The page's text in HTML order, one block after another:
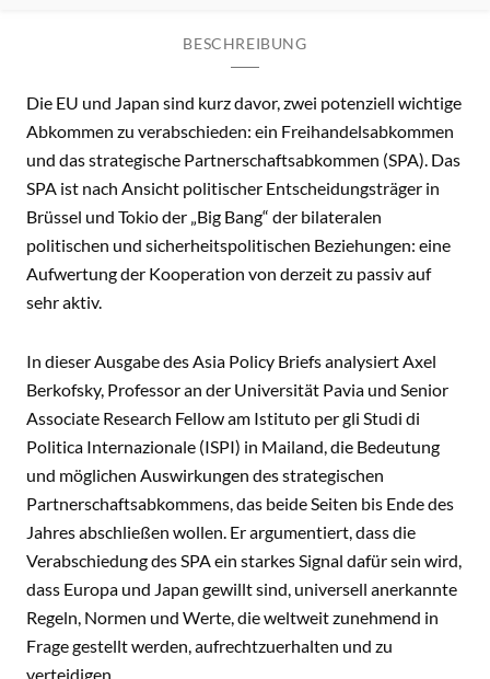
BESCHREIBUNG
Die EU und Japan sind kurz davor, zwei potenziell wichtige
Abkommen zu verabschieden: ein Freihandelsabkommen
und das strategische Partnerschaftsabkommen (SPA). Das
SPA ist nach Ansicht politischer Entscheidungsträger in
Brüssel und Tokio der „Big Bang“ der bilateralen
politischen und sicherheitspolitischen Beziehungen: eine
Aufwertung der Kooperation von derzeit zu passiv auf
sehr aktiv.
In dieser Ausgabe des Asia Policy Briefs analysiert Axel
Berkofsky, Professor an der Universität Pavia und Senior
Associate Research Fellow am Istituto per gli Studi di
Politica Internazionale (ISPI) in Mailand, die Bedeutung
und möglichen Auswirkungen des strategischen
Partnerschaftsabkommens, das beide Seiten bis Ende des
Jahres abschließen wollen. Er argumentiert, dass die
Verabschiedung des SPA ein starkes Signal dafür sein wird,
dass Europa und Japan gewillt sind, universell anerkannte
Regeln, Normen und Werte, die weltweit zunehmend in
Frage gestellt werden, aufrechtzuerhalten und zu
verteidigen.